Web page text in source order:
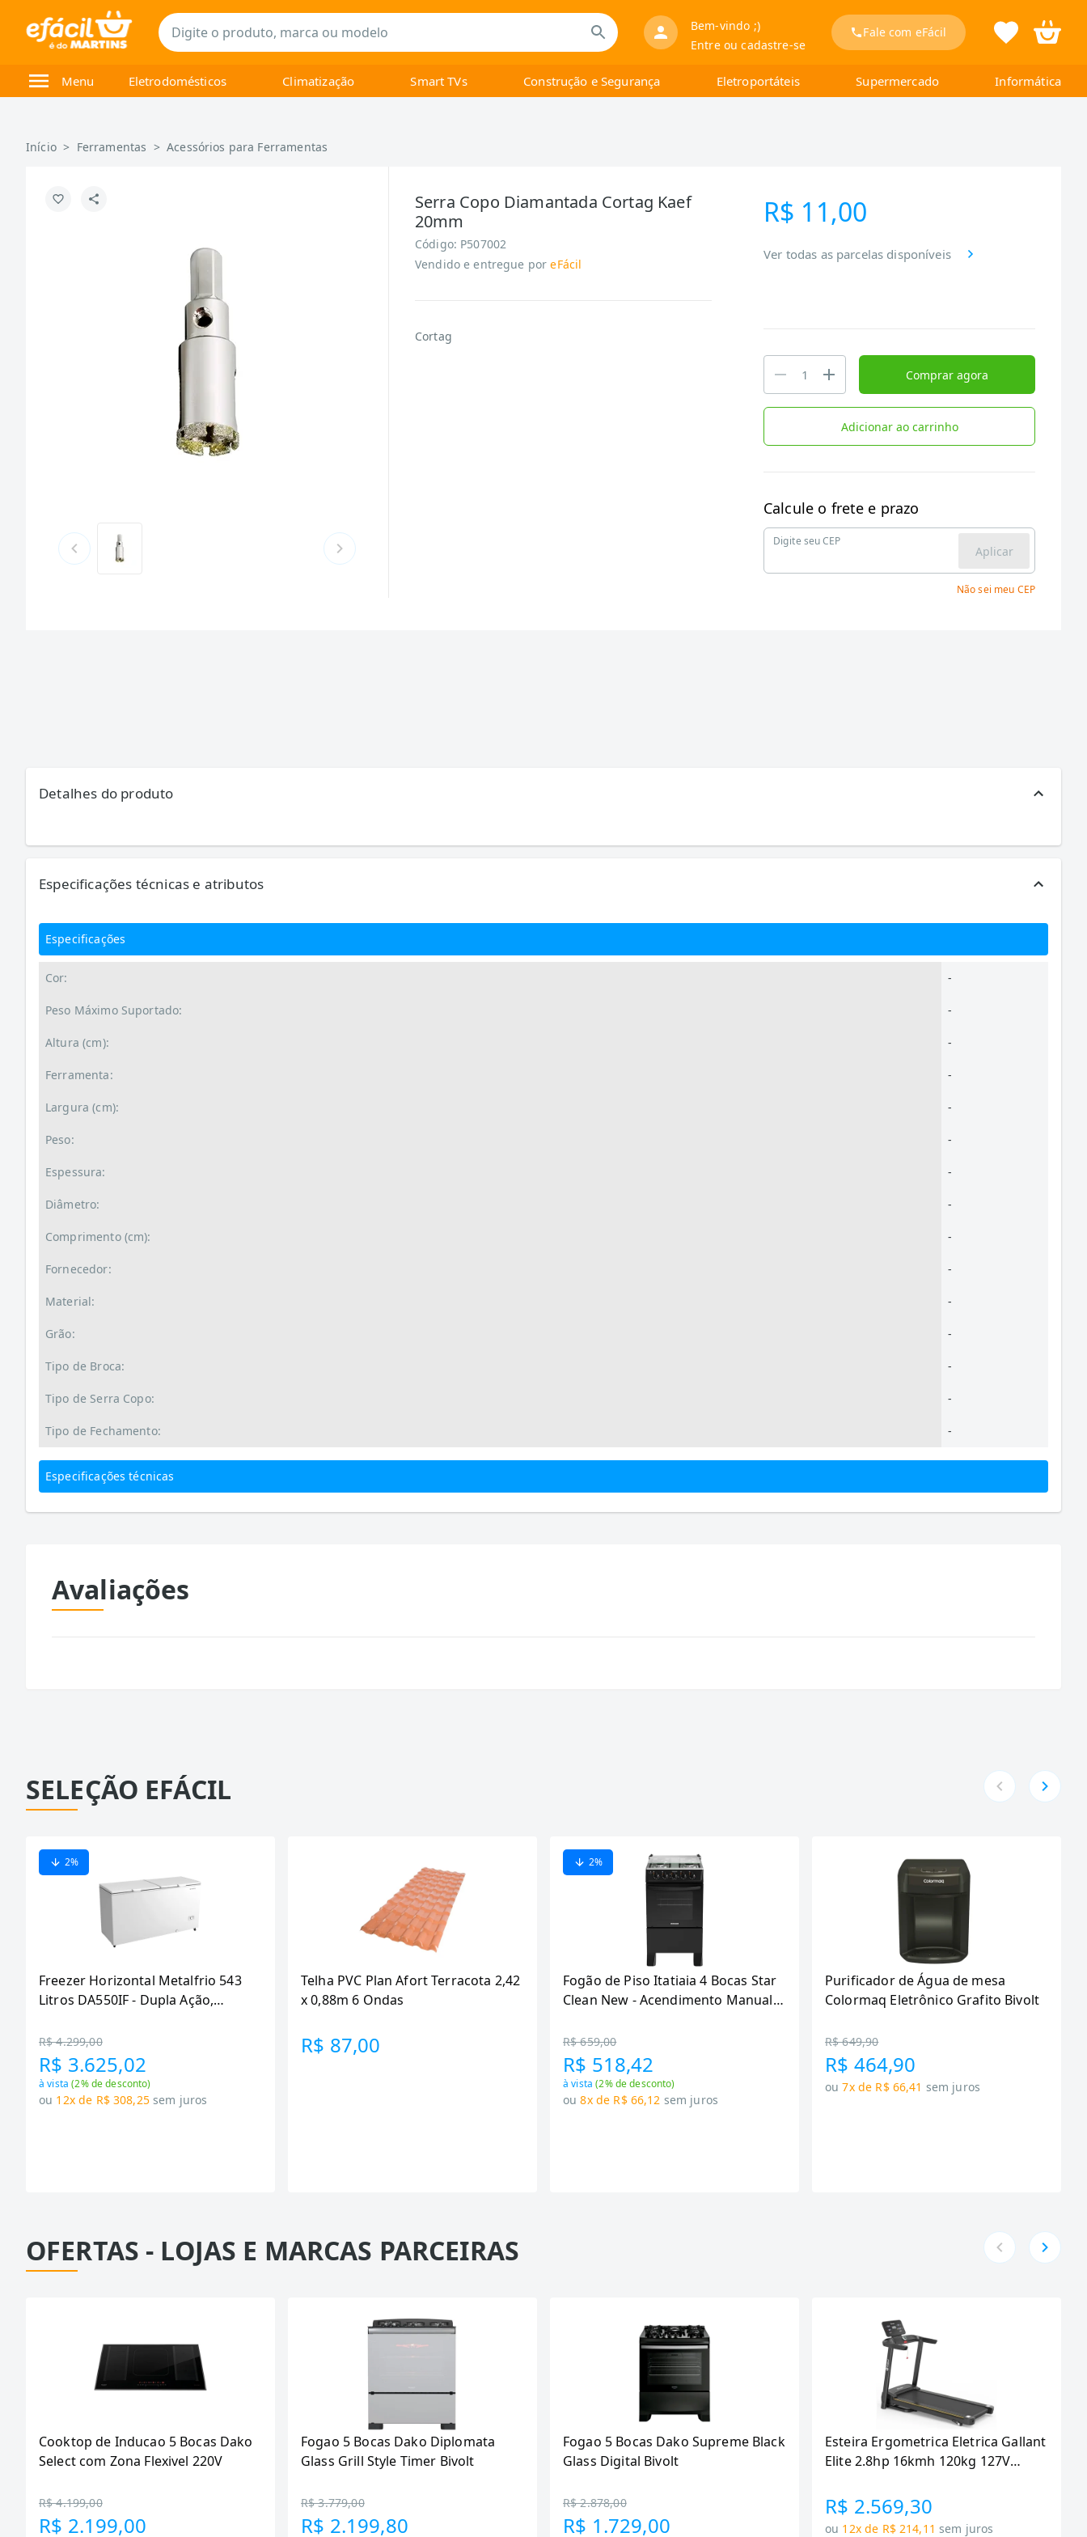
Bem-vindo ;)
Entre ou cadastre-se
Fale com eFácil
Menu Eletrodomésticos Climatização Smart TVs Construção e Segurança Eletroportáteis Supermercado Informática
Início > Ferramentas >Acessórios para Ferramentas
Serra Copo Diamantada Cortag Kaef
20mm
Código: P507002
Vendido e entregue por eFácil
Cortag
R$ 11,00
Ver todas as parcelas disponíveis
Comprar agora
Adicionar ao carrinho
Calcule o frete e prazo
Digite seu CEP
Aplicar
Não sei meu CEP
Detalhes do produto
Especificações técnicas e atributos
Especificações
Cor: -
Peso Máximo Suportado: -
Altura (cm): -
Ferramenta: -
Largura (cm): -
Peso: -
Espessura: -
Diâmetro: -
Comprimento (cm): -
Fornecedor: -
Material: -
Grão: -
Tipo de Broca: -
Tipo de Serra Copo: -
Tipo de Fechamento: -
Especificações técnicas
Avaliações
SELEÇÃO EFÁCIL
2%
Freezer Horizontal Metalfrio 543
Litros DA550IF - Dupla Ação,
R$ 4.299,00
R$ 3.625,02
à vista(2% de desconto)
ou 12x de R$ 308,25 sem juros
Telha PVC Plan Afort Terracota 2,42
x 0,88m 6 Ondas
R$ 87,00
2%
Fogão de Piso Itatiaia 4 Bocas Star
Clean New - Acendimento Manual,
R$ 659,00
R$ 518,42
à vista(2% de desconto)
ou 8x de R$ 66,12 sem juros
Purificador de Água de mesa
Colormaq Eletrônico Grafito Bivolt
R$ 649,90
R$ 464,90
ou 7x de R$ 66,41 sem juros
OFERTAS - LOJAS E MARCAS PARCEIRAS
Cooktop de Inducao 5 Bocas Dako
Select com Zona Flexivel 220V
R$ 4.199,00
R$ 2.199,00
Fogao 5 Bocas Dako Diplomata
Glass Grill Style Timer Bivolt
R$ 3.779,00
R$ 2.199,80
Fogao 5 Bocas Dako Supreme Black
Glass Digital Bivolt
R$ 2.878,00
R$ 1.729,00
Esteira Ergometrica Eletrica Gallant
Elite 2.8hp 16kmh 120kg 127V
R$ 2.569,30
ou 12x de R$ 214,11 sem juros